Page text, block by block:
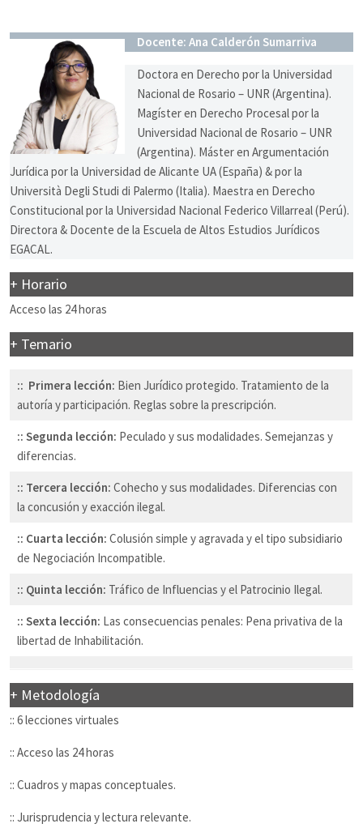
Docente: Ana Calderón Sumarriva
Doctora en Derecho por la Universidad
Nacional de Rosario – UNR (Argentina).
Magíster en Derecho Procesal por la
Universidad Nacional de Rosario – UNR
(Argentina). Máster en Argumentación
Jurídica por la Universidad de Alicante UA (España) & por la
Università Degli Studi di Palermo (Italia). Maestra en Derecho
Constitucional por la Universidad Nacional Federico Villarreal (Perú).
Directora & Docente de la Escuela de Altos Estudios Jurídicos
EGACAL.
+ Horario
Acceso las 24 horas
+ Temario
:: Primera lección: Bien Jurídico protegido. Tratamiento de la
autoría y participación. Reglas sobre la prescripción.
:: Segunda lección: Peculado y sus modalidades. Semejanzas y
diferencias.
:: Tercera lección: Cohecho y sus modalidades. Diferencias con
la concusión y exacción ilegal.
:: Cuarta lección: Colusión simple y agravada y el tipo subsidiario
de Negociación Incompatible.
:: Quinta lección: Tráfico de Influencias y el Patrocinio Ilegal.
:: Sexta lección: Las consecuencias penales: Pena privativa de la
libertad de Inhabilitación.
+ Metodología
:: 6 lecciones virtuales
:: Acceso las 24 horas
:: Cuadros y mapas conceptuales.
:: Jurisprudencia y lectura relevante.